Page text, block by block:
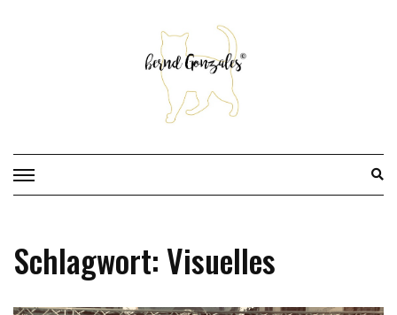
Schlagwort:Visuelles